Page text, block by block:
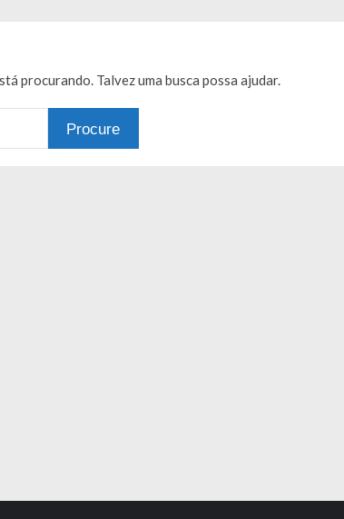
procurando. Talvez uma busca possa ajudar.